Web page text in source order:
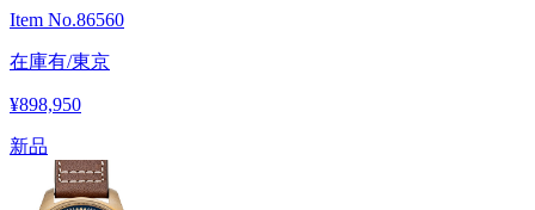
Item No.86560
在庫有/東京
¥898,950
新品